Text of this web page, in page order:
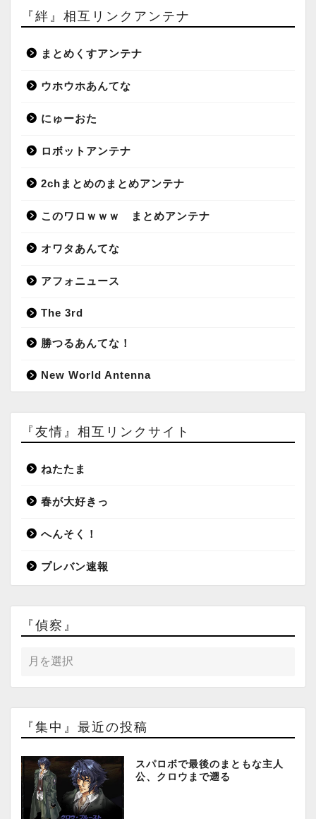
『絆』相互リンクアンテナ
まとめくすアンテナ
ウホウホあんてな
にゅーおた
ロボットアンテナ
2chまとめのまとめアンテナ
このワロｗｗｗ まとめアンテナ
オワタあんてな
アフォニュース
The 3rd
勝つるあんてな！
New World Antenna
『友情』相互リンクサイト
ねたたま
春が大好きっ
へんそく！
プレバン速報
『偵察』
『集中』最近の投稿
スパロボで最後のまともな主人
公、クロウまで遡る